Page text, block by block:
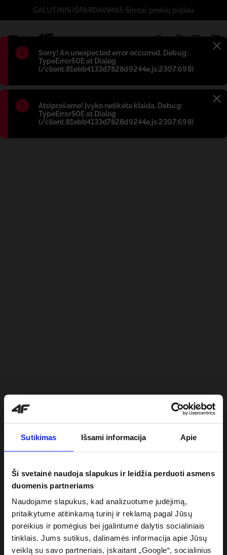
Sutikimas Išsami informacija Apie
Ši svetainė naudoja slapukus ir leidžia perduoti asmens
duomenis partneriams
Naudojame slapukus, kad analizuotume judėjimą,
pritaikytume atitinkamą turinį ir reklamą pagal Jūsų
poreikius ir pomėgius bei įgalintume dalytis socialiniais
tinklais. Jums sutikus, dalinamės informacija apie Jūsų
veiklą su savo partneriais, įskaitant „Google“, socialinius
Błąd:
Sorry! An unexpected error occurred. Debug:
TypeError50E at Dialog
(/client.81ebb4133d7828d9244e.js:2307:698)
Błąd:
Atsiprašome! Įvyko netikėta klaida. Debug:
TypeError50E at Dialog
(/client.81ebb4133d7828d9244e.js:2307:698)
GALUTINIS IŠPARDAVIMAS Šimtai prekių pigiau